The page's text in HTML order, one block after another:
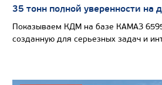
САМОСВАЛ КАМАЗ-6580
35 тонн полной уверенности на
Показываем КДМ на базе КАМАЗ
созданную для серьезных задач и